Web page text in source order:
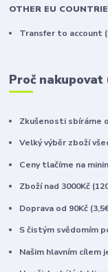
OTHER EU
Transfer to account
Proč nakupovat
Zkušenosti sbíráme
Velký výběr zboží
Ceny tlačíme na
Zboží nad 3000Kč
Doprava od 90Kč
S čistým svědomím
Našim hlavním cílem